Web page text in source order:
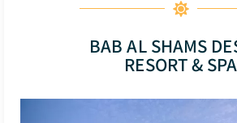
BAB AL SHAMS
RESORT & SPA